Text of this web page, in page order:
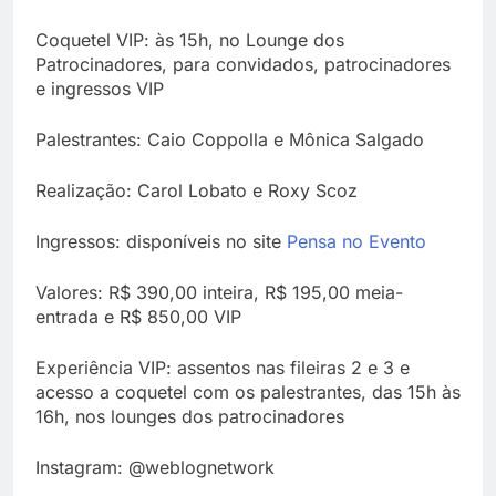
Coquetel VIP: às 15h, no Lounge dos
Patrocinadores, para convidados, patrocinadores
e ingressos VIP
Palestrantes: Caio Coppolla e Mônica Salgado
Realização: Carol Lobato e Roxy Scoz
Ingressos: disponíveis no site Pensa no Evento
Valores: R$ 390,00 inteira, R$ 195,00 meia-
entrada e R$ 850,00 VIP
Experiência VIP: assentos nas fileiras 2 e 3 e
acesso a coquetel com os palestrantes, das 15h às
16h, nos lounges dos patrocinadores
Instagram: @weblognetwork